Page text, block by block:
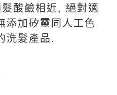
酸鹼相近, 絕對適
添加矽靈同人工色
洗髮產品.